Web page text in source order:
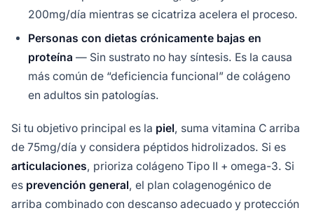
200mg/día mientras se cicatriza acelera el proceso.
Personas con dietas crónicamente bajas en
proteína — Sin sustrato no hay síntesis. Es la causa
más común de “deficiencia funcional” de colágeno
en adultos sin patologías.
Si tu objetivo principal es la piel, suma vitamina C arriba
de 75mg/día y considera péptidos hidrolizados. Si es
articulaciones, prioriza colágeno Tipo II + omega-3. Si
es prevención general, el plan colagenogénico de
arriba combinado con descanso adecuado y protección